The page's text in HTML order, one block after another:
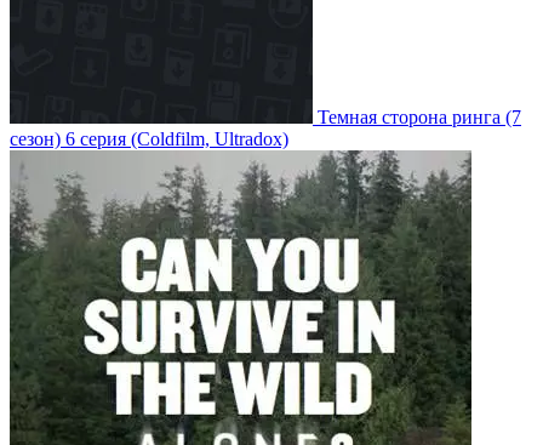
Темная сторона ринга (7
сезон) 6 серия (Coldfilm, Ultradox)